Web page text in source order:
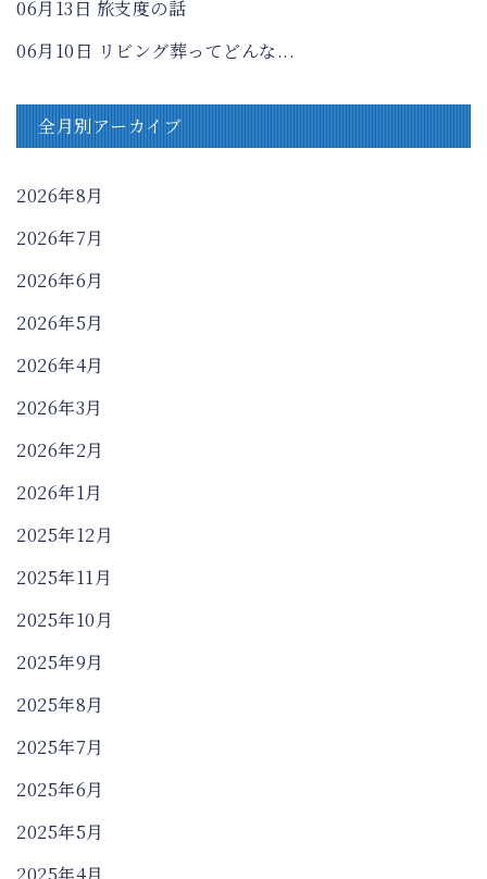
06月13日 旅支度の話
06月10日 リビング葬ってどんな...
全月別アーカイブ
2026年8月
2026年7月
2026年6月
2026年5月
2026年4月
2026年3月
2026年2月
2026年1月
2025年12月
2025年11月
2025年10月
2025年9月
2025年8月
2025年7月
2025年6月
2025年5月
2025年4月